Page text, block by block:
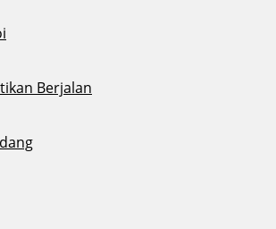
Berjalan